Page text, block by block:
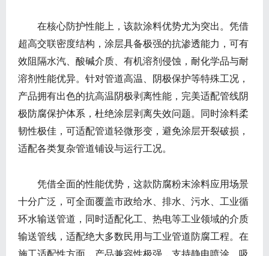
在核心防护性能上，该款涂料优势尤为突出。凭借
超高交联密度结构，涂层具备极强的抗渗透能力，可有
效阻隔水汽、酸碱介质、有机溶剂侵蚀，耐化学品与耐
溶剂性能优异。针对管道高温、阴极保护等特殊工况，
产品拥有出色的抗高温阴极剥离性能，完美适配管线阴
极防腐保护体系，杜绝涂层剥离失效问题。同时涂料柔
韧性极佳，可适配管道轻微形变，避免涂层开裂破损，
适配各类复杂管道铺设与运行工况。
凭借全面的性能优势，这款防腐粉末涂料应用场景
十分广泛，可全面覆盖市政给水、排水、污水、工业循
环水输送管道，同时适配化工、热电等工业领域的介质
输送管线，适配绝大多数民用与工业管道防腐工程。在